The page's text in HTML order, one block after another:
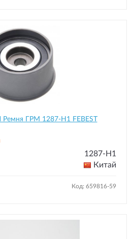
ГРМ 1287-H1 FEBEST
1287-H1
Китай
Код: 659816-59